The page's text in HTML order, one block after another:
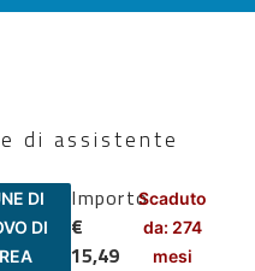
di assistente
DI
DI
Importo
€
15,49
Scaduto
da: 274
mesi